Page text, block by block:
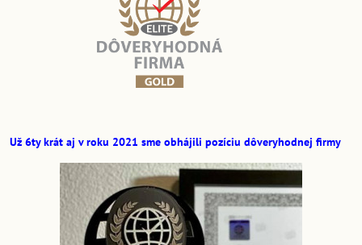
Už 6ty krát aj v roku 2021 sme obhájili pozíciu dôveryhodnej firmy